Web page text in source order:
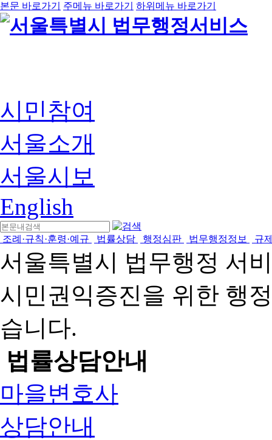
본문 바로가기 주메뉴 바로가기 하위메뉴 바로가기
시민참여
서울소개
서울시보
English
조례·규칙·훈령·예규 법률상담 행정심판 법무행정정보 규
서울특별시 법무행정 서
시민권익증진을 위한 행
습니다.
법률상담안내
마을변호사
상담안내